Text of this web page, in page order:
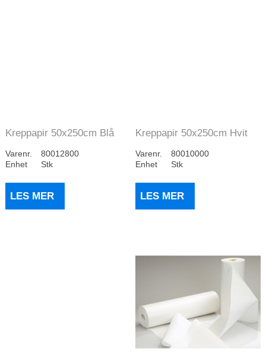
Kreppapir 50x250cm Blå
Varenr.
80012800
Enhet
Stk
LES MER
Kreppapir 50x250cm Hvit
Varenr.
80010000
Enhet
Stk
LES MER